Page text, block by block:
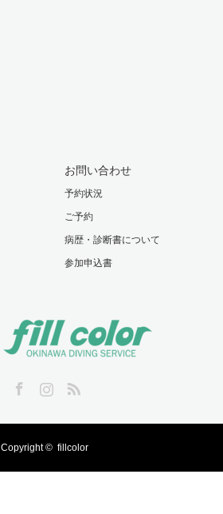
お問い合わせ
予約状況
ご予約
病歴・診断書について
参加申込書
Copyright © fillcolor